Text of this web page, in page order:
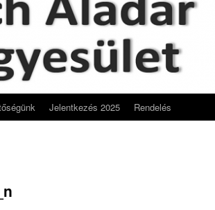
Jelentkezés 2025 Rendelés